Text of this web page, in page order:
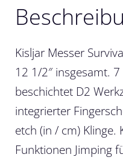
Kisljar Messer
12 1/2″ insgesamt.
beschichtet D2
integrierter
etch (in / cm) Klinge.
Funktionen Jimping